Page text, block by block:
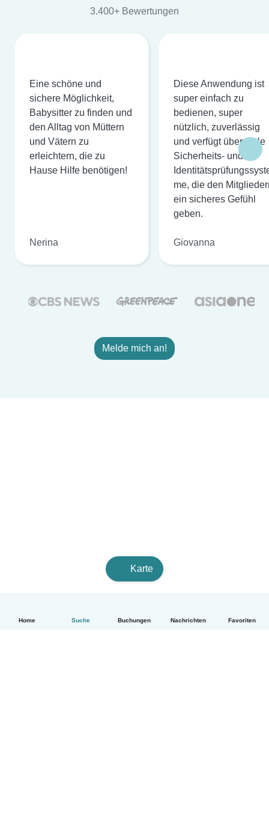
Home Suche Buchungen Nachrichten Favoriten
3.400+ Bewertungen
Eine schöne und
sichere Möglichkeit,
Babysitter zu finden und
den Alltag von Müttern
und Vätern zu
erleichtern, die zu
Hause Hilfe benötigen!
Nerina
Diese Anwendung ist
super einfach zu
bedienen, super
nützlich, zuverlässig
und verfügt über viele
Sicherheits- und
me, die den
ein sicheres Gefühl
geben.
Giovanna
Melde mich an!
Karte